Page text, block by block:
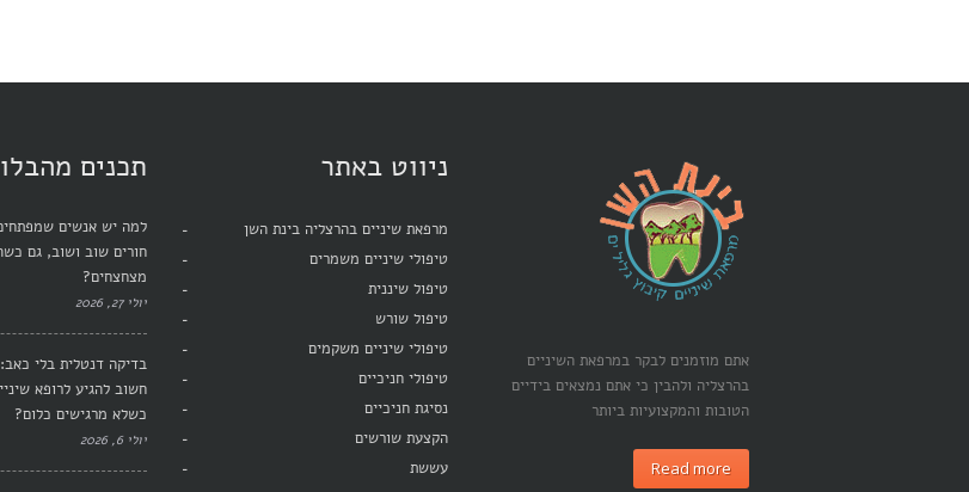
תכנים
למה יש אנשים
חורים שוב ושוב, גם
מצחצחים?
יולי 27, 2026
בדיקה דנטלית בלי
חשוב להגיע לרופא
כשלא מרגישים כלום?
יולי 6, 2026
ניווט באתר
מרפאת שיניים בהרצליה בינת השן
טיפולי שיניים משמרים
טיפול שיננית
טיפול שורש
טיפולי שיניים משקמים
טיפולי חניכיים
נסיגת חניכיים
הקצעת שורשים
עששת
אתם מוזמנים לבקר במרפאת השיניים
בהרצליה ולהבין כי אתם נמצאים בידיים
הטובות והמקצועיות ביותר
Read more